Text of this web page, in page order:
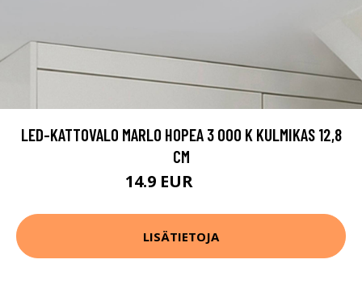
LED-KATTOVALO MARLO HOPEA 3 000 K KULMIKAS 12,8
CM
14.9 EUR
LISÄTIETOJA